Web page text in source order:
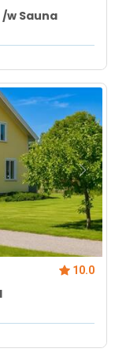
w Sauna
10.0